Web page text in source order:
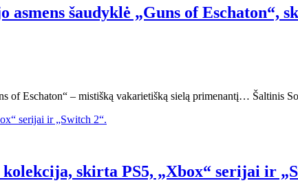
šaudyklė „Guns of Eschaton“,
of Eschaton“ – mistišką vakarietišką sielą primenantį… Šaltinis
skirta PS5, „Xbox“ serijai ir